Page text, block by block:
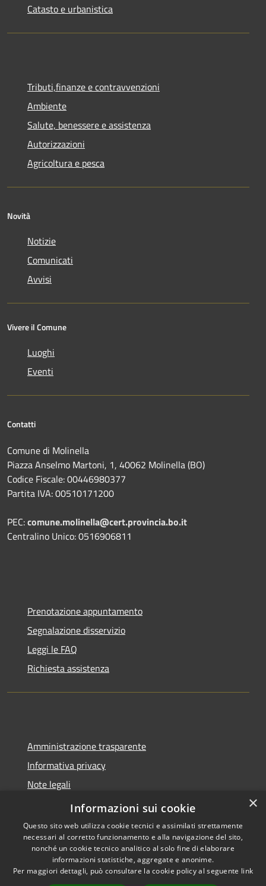
Catasto e urbanistica
Tributi,finanze e contravvenzioni
Ambiente
Salute, benessere e assistenza
Autorizzazioni
Agricoltura e pesca
Novità
Notizie
Comunicati
Avvisi
Vivere il Comune
Luoghi
Eventi
Contatti
Comune di Molinella
Piazza Anselmo Martoni, 1, 40062 Molinella (BO)
Codice Fiscale: 00446980377
Partita IVA: 00510171200
PEC:comune.molinella@cert.provincia.bo.it
Centralino Unico: 0516906811
Prenotazione appuntamento
Segnalazione disservizio
Leggi le FAQ
Richiesta assistenza
Amministrazione trasparente
Informativa privacy
Note legali
Dichiarazione di accessibilità
Accessibilità
Copyright © 2026 • Comune di
Molinella • Powered by
×
Informazioni sui cookie
Questo sito web utilizza cookie tecnici e assimilati strettamente
necessari al corretto funzionamento e alla navigazione del sito,
nonché un cookie tecnico analitico al solo fine di elaborare
informazioni statistiche, aggregate e anonime.
Per maggiori dettagli, può consultare la cookie policy al seguente link